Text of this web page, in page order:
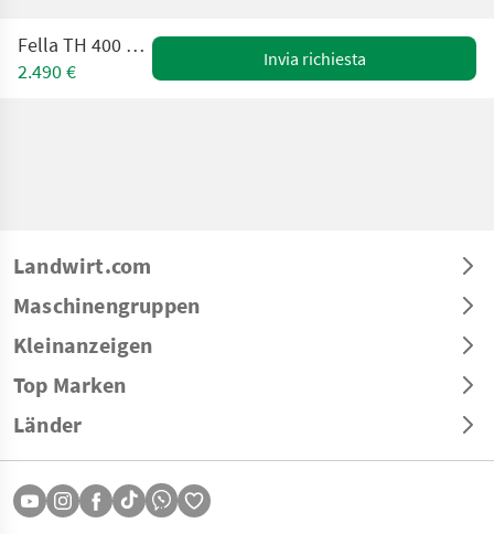
Fella TH 400 DS (25906)
2.490 €
Invia richiesta
Landwirt.com
Maschinengruppen
Kleinanzeigen
Top Marken
Länder